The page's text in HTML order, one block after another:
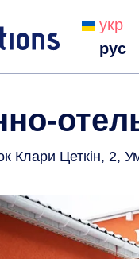
укр
рус
Клари Цеткін, 2,